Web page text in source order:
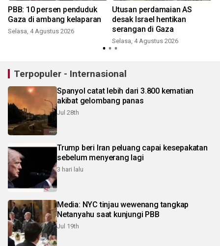
PBB: 10 persen penduduk
Gaza di ambang kelaparan
Selasa, 4 Agustus 2026
Utusan perdamaian AS
desak Israel hentikan
serangan di Gaza
Selasa, 4 Agustus 2026
Terpopuler - Internasional
Spanyol catat lebih dari 3.800 kematian
akibat gelombang panas
Jul 28th
Trump beri Iran peluang capai kesepakatan
sebelum menyerang lagi
3 hari lalu
Media: NYC tinjau wewenang tangkap
Netanyahu saat kunjungi PBB
Jul 19th